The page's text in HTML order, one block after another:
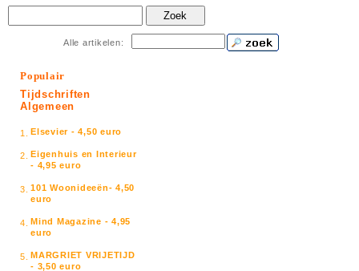
Zoek
Alle artikelen:
Populair
Tijdschriften
Algemeen
1. Elsevier - 4,50 euro
2. Eigenhuis en Interieur
- 4,95 euro
3. 101 Woonideeën- 4,50
euro
4. Mind Magazine - 4,95
euro
5. MARGRIET VRIJETIJD
- 3,50 euro